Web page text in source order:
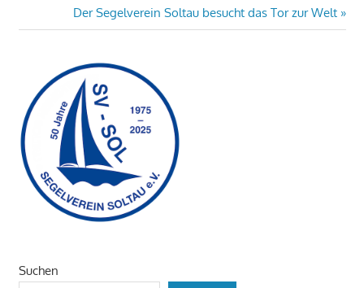
Nächster
Beitrag:
Der Segelverein Soltau besucht das Tor zur Welt
Suchen